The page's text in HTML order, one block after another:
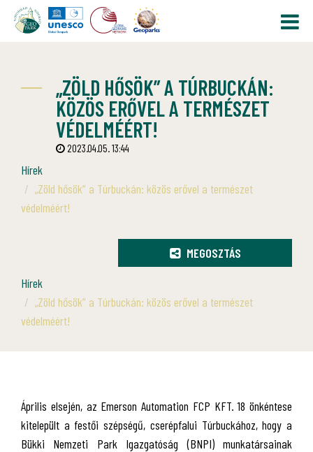
„ZÖLD HŐSÖK” A TÚRBUCKÁN:
KÖZÖS ERŐVEL A TERMÉSZET
VÉDELMÉÉRT!
2023.04.05. 13:44
Hírek
„Zöld hősök” a Túrbuckán: közös erővel a természet
védelméért!
MEGOSZTÁS
Hírek
„Zöld hősök” a Túrbuckán: közös erővel a természet
védelméért!
Április elsején, az Emerson Automation FCP KFT. 18 önkéntese
kitelepült a festői szépségű, cserépfalui Túrbuckához, hogy a
Bükki Nemzeti Park Igazgatóság (BNPI) munkatársainak